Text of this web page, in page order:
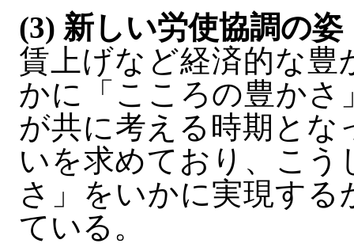
(3) 新しい労使協調の姿
賃上げなど経済的な豊
かに「こころの豊かさ
が共に考える時期と
いを求めており、こ
さ」をいかに実現す
ている。